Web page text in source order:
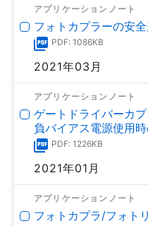
アプリケーションノート
フォトカプラーの安
PDF: 1086KB
2021年03月
アプリケーションノート
ゲートドライバーカ
負バイアス電源使用
PDF: 1226KB
2021年01月
アプリケーションノート
フォトカプラ/フォト